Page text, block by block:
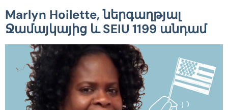
Marlyn Hoilette, ներգաղթյալ
Ջամայկայից և SEIU 1199 անդամ